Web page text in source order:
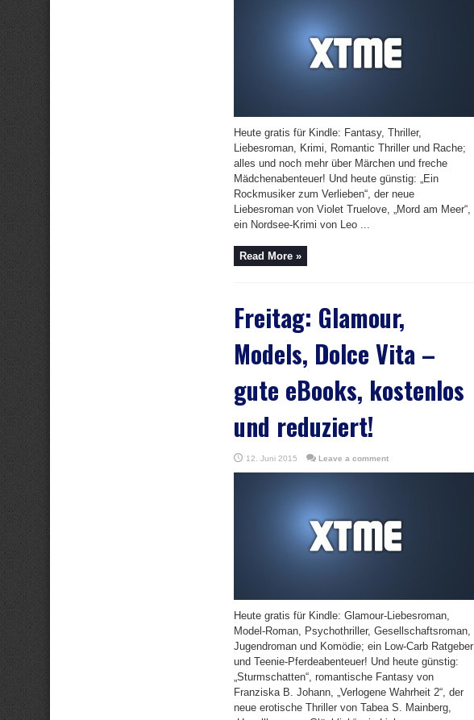
Heute gratis für Kindle: Fantasy, Thriller,
Liebesroman, Krimi, Romantic Thriller und Rache;
alles und noch mehr über Märchen und freche
Mädchenabenteuer! Und heute günstig: „Ein
Rockmusiker zum Verlieben“, der neue
Liebesroman von Violet Truelove, „Mord am Meer“,
ein Nordsee-Krimi von Leo ...
Read More »
Freitag: Glamour,
Models, Dolce Vita –
gute eBooks, kostenlos
und reduziert!
12. Juni 2015 Leave a comment
Heute gratis für Kindle: Glamour-Liebesroman,
Model-Roman, Psychothriller, Gesellschaftsroman,
Jugendroman und Komödie; ein Low-Carb Ratgeber
und Teenie-Pferdeabenteuer! Und heute günstig:
„Sturmschatten“, romantische Fantasy von
Franziska B. Johann, „Verlogene Wahrheit 2“, der
neue erotische Thriller von Tabea S. Mainberg,